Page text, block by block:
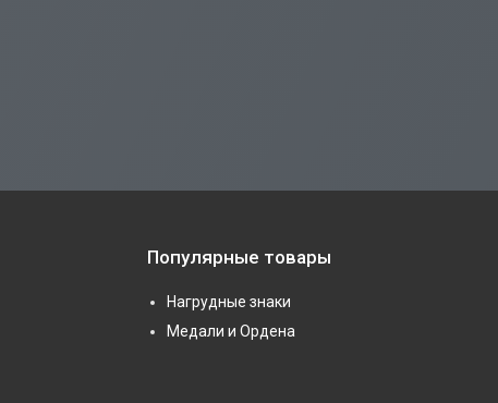
Популярные товары
Нагрудные знаки
Медали и Ордена